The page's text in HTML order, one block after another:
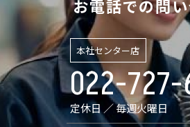
お電話での問
本社センター店
022-727-
定休日 ／ 毎週火曜日